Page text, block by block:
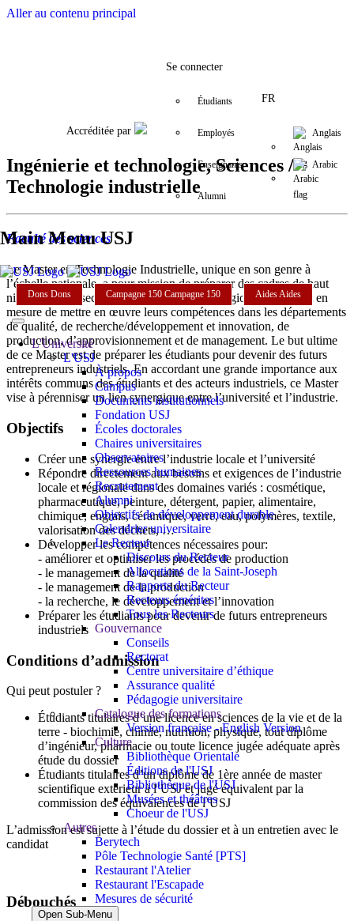
Aller au contenu principal
Facebook
Accréditée par
Se connecter
Étudiants
Employés
Enseignants
Alumni
FR
Anglais
Arabic
Main Menu USJ
Dons Dons Campagne 150 Campagne 150 AidesAides
L'Université
L'USJ
À propos
Campus
Documents institutionnels
Fondation USJ
Écoles doctorales
Chaires universitaires
Observatoires
Ressources humaines
Recrutement
Alumni
Objectifs de développement durable
Calendrier universitaire
Le Recteur
Discours du Recteur
Allocutions de la Saint-Joseph
Rapports du Recteur
Recteurs émérites
Tous les Recteurs
Gouvernance
Conseils
Rectorat
Centre universitaire d’éthique
Assurance qualité
Pédagogie universitaire
Catalogue des formations
Version française - English Version
Culture
Bibliothèque Orientale
Éditions de l'USJ
Bibliothèque de l'USJ
Musées et théâtres
Choeur de l'USJ
Autres
Berytech
Pôle Technologie Santé [PTS]
Restaurant l'Atelier
Restaurant l'Escapade
Mesures de sécurité
Open Sub-Menu
Ingénierie et technologie, Sciences /
Technologie industrielle
Faculté des sciences
Le Master en Technologie Industrielle, unique en son genre à
l’échelle nationale, a pour mission de préparer des cadres de haut
niveau pour le secteur industriel libanais et régional qui seront en
mesure de mettre en œuvre leurs compétences dans les départements
de qualité, de recherche/développement et innovation, de
production, d’approvisionnement et de management. Le but ultime
de ce Master est de préparer les étudiants pour devenir des futurs
entrepreneurs industriels. En accordant une grande importance aux
intérêts communs des étudiants et des acteurs industriels, ce Master
vise à pérenniser un lien synergique entre l’université et l’industrie.
Objectifs
Créer une synergie entre l’industrie locale et l’université
Répondre directement aux besoins et exigences de l’industrie
locale et régionale dans des domaines variés : cosmétique,
pharmaceutique, peinture, détergent, papier, alimentaire,
chimique, engrais, céramique, verre, eau, polymères, textile,
valorisation des déchets, …
Développer les compétences nécessaires pour:
- améliorer et optimiser les procédés de production
- le management de la qualité
- le management de la production
- la recherche, le développement et l’innovation
Préparer les étudiants pour devenir de futurs entrepreneurs
industriels
Conditions d’admission
Qui peut postuler ?
Étudiants titulaires d’une licence en sciences de la vie et de la
terre - biochimie, chimie, nutrition, physique, tout diplôme
d’ingénieur, pharmacie ou toute licence jugée adéquate après
étude du dossier
Étudiants titulaires d’un diplôme de 1ère année de master
scientifique extérieur à l’USJ et jugé équivalent par la
commission des équivalences de l’USJ
L’admission est sujette à l’étude du dossier et à un entretien avec le
candidat
Débouchés